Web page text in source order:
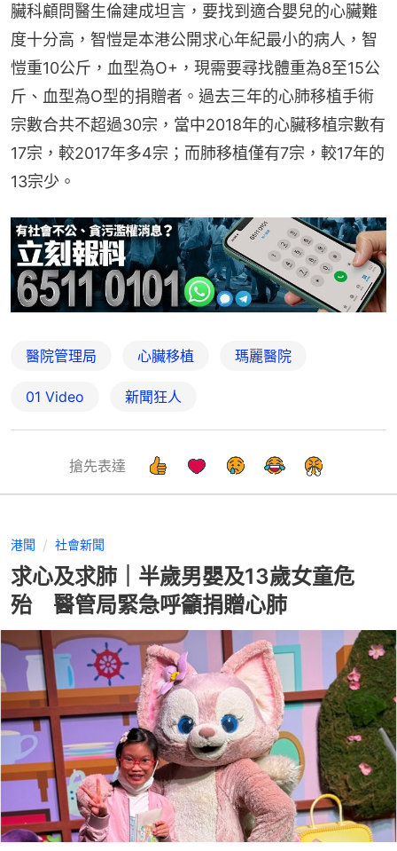
臟科顧問醫生倫建成坦言，要找到適合嬰兒的心臟難
度十分高，智愷是本港公開求心年紀最小的病人，智
愷重10公斤，血型為O+，現需要尋找體重為8至15公
斤、血型為O型的捐贈者。過去三年的心肺移植手術
宗數合共不超過30宗，當中2018年的心臟移植宗數有
17宗，較2017年多4宗；而肺移植僅有7宗，較17年的
13宗少。
醫院管理局 心臟移植 瑪麗醫院
01 Video 新聞狂人
搶先表達
港聞 社會新聞
求心及求肺｜半歲男嬰及13歲女童危
殆 醫管局緊急呼籲捐贈心肺